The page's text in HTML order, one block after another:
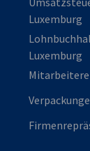
Luxemburg
Luxemburg